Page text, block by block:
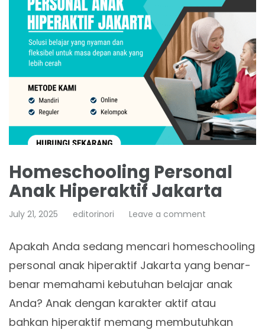
Homeschooling Personal
Anak Hiperaktif Jakarta
July 21, 2025 editorinori Leave a comment
Apakah Anda sedang mencari homeschooling
personal anak hiperaktif Jakarta yang benar-
benar memahami kebutuhan belajar anak
Anda? Anak dengan karakter aktif atau
bahkan hiperaktif memang membutuhkan